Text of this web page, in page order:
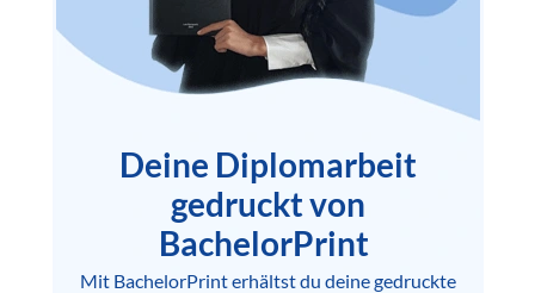
Deine Diplomarbeit
gedruckt von
BachelorPrint
Mit BachelorPrint erhältst du deine gedruckte